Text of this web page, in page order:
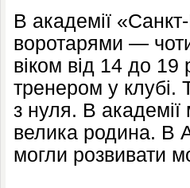
В академії
воротарями —
віком від 14 до 19
тренером у клубі.
з нуля. В
велика родина. В
могли розвивати